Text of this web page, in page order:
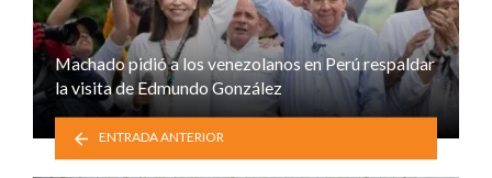
Machado pidió a los venezolanos en Perú respaldar
la visita de Edmundo González
ENTRADA ANTERIOR